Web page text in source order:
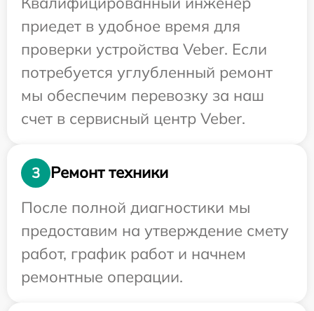
приедет в удобное время для
проверки устройства Veber. Если
потребуется углубленный ремонт
мы обеспечим перевозку за наш
счет в сервисный центр Veber.
3
Ремонт техники
После полной диагностики мы
предоставим на утверждение смету
работ, график работ и начнем
ремонтные операции.